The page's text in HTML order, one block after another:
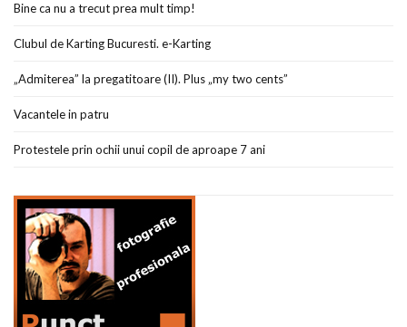
Bine ca nu a trecut prea mult timp!
Clubul de Karting Bucuresti. e-Karting
„Admiterea” la pregatitoare (II). Plus „my two cents”
Vacantele in patru
Protestele prin ochii unui copil de aproape 7 ani